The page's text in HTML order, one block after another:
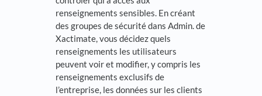
renseignements sensibles. En créant
des groupes de sécurité dans Admin. de
Xactimate, vous décidez quels
renseignements les utilisateurs
peuvent voir et modifier, y compris les
renseignements exclusifs de
l’entreprise, les données sur les clients